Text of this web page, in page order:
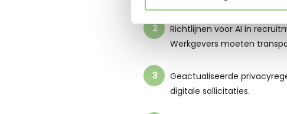
Richtlijnen voor AI in
Werkgevers moeten
Geactualiseerde
digitale sollicitaties.